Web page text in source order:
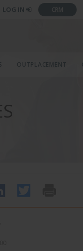
LOG IN CRM
OUTPLACEMENT